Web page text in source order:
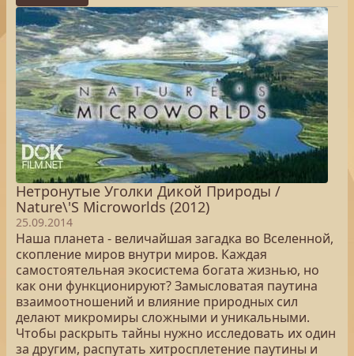
Нетронутые Уголки Дикой Природы /
Nature\'S Microworlds (2012)
25.09.2014
Наша планета - величайшая загадка во Вселенной,
скопление миров внутри миров. Каждая
самостоятельная экосистема богата жизнью, но
как они функционируют? Замысловатая паутина
взаимоотношений и влияние природных сил
делают микромиры сложными и уникальными.
Чтобы раскрыть тайны нужно исследовать их один
за другим, распутать хитросплетение паутины и